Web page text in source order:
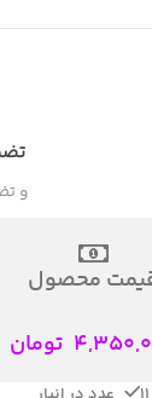
و
محصول
تومان